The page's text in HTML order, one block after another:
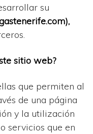
su
),
sitio web?
que permiten al
de una página
y la utilización
servicios que en